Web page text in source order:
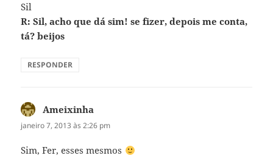
Sil
R: Sil, acho que dá sim! se fizer, depois me conta,
tá? beijos
RESPONDER
Ameixinha
janeiro 7, 2013 às 2:26 pm
Sim, Fer, esses mesmos